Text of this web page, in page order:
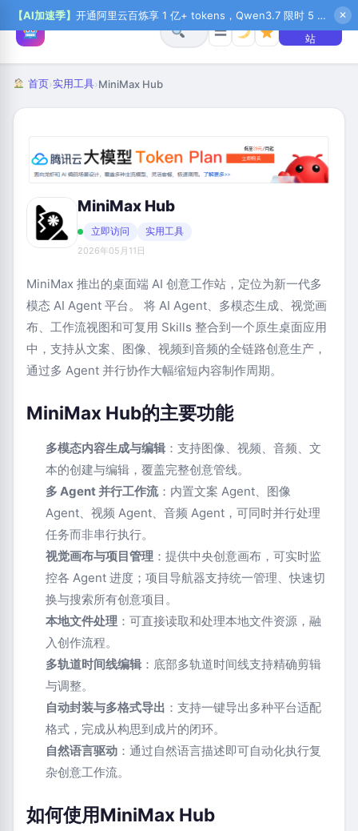
【AI加速季】 开通阿里云百炼享 1 亿+ tokens，Qwen3.7 限时 5 折起，秒悟新注送 1 万积分，加入 OPC 赢百万助力金，QoderWork CN 首月 0 元 ✕
☰
+ 提交网
站
首页›实用工具›MiniMax Hub
MiniMax Hub
立即访问 实用工具
2026年05月11日
MiniMax 推出的桌面端 AI 创意工作站，定位为新一代多
模态 AI Agent 平台。 将 AI Agent、多模态生成、视觉画
布、工作流视图和可复用 Skills 整合到一个原生桌面应用
中，支持从文案、图像、视频到音频的全链路创意生产，
通过多 Agent 并行协作大幅缩短内容制作周期。
MiniMax Hub的主要功能
多模态内容生成与编辑 ：支持图像、视频、音频、文
本的创建与编辑，覆盖完整创意管线。
多 Agent 并行工作流：内置文案 Agent、图像
Agent、视频 Agent、音频 Agent，可同时并行处理
任务而非串行执行。
视觉画布与项目管理 ：提供中央创意画布，可实时监
控各 Agent 进度；项目导航器支持统一管理、快速切
换与搜索所有创意项目。
本地文件处理 ：可直接读取和处理本地文件资源，融
入创作流程。
多轨道时间线编辑 ：底部多轨道时间线支持精确剪辑
与调整。
自动封装与多格式导出 ：支持一键导出多种平台适配
格式，完成从构思到成片的闭环。
自然语言驱动 ：通过自然语言描述即可自动化执行复
杂创意工作流。
如何使用MiniMax Hub